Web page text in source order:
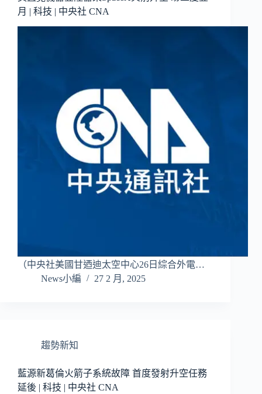
月 | 科技 | 中央社 CNA
（中央社美國甘迺迪太空中心26日綜合外電…
News小編
27 2 月, 2025
趨勢新知
藍源新葛倫火箭子系統故障 首度發射升空任務
延後 | 科技 | 中央社 CNA